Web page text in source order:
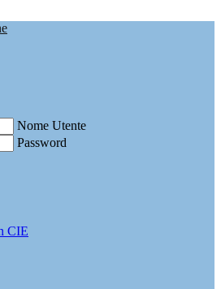
Nome Utente
Password
CIE